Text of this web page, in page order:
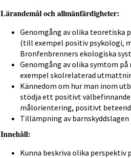
Lärandemål och allmänfärdigheter:
Genomgång av olika teoretiska
(till exempel positiv psykologi,
Bronfenbrenners ekologiska
Genomgång av olika symtom
exempel skolrelaterad
Kännedom om hur man inom
stödja ett positivt
målorientering, positivt
Tillämpning av
Innehåll:
Kunna beskriva olika perspektiv